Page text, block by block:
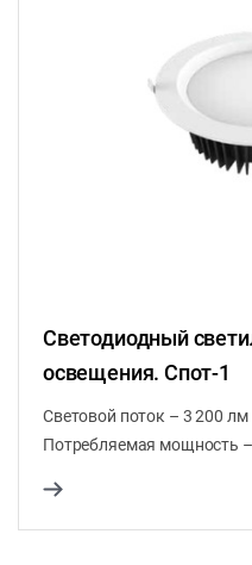
Светодиодный
освещения. Спот-1
Световой поток – 3 200 лм
Потребляемая мощность